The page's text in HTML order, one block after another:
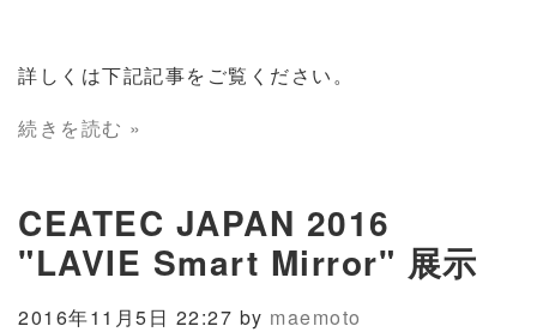
詳しくは下記記事をご覧ください。
続きを読む »
CEATEC JAPAN 2016
"LAVIE Smart Mirror" 展示
2016年11月5日 22:27 by maemoto